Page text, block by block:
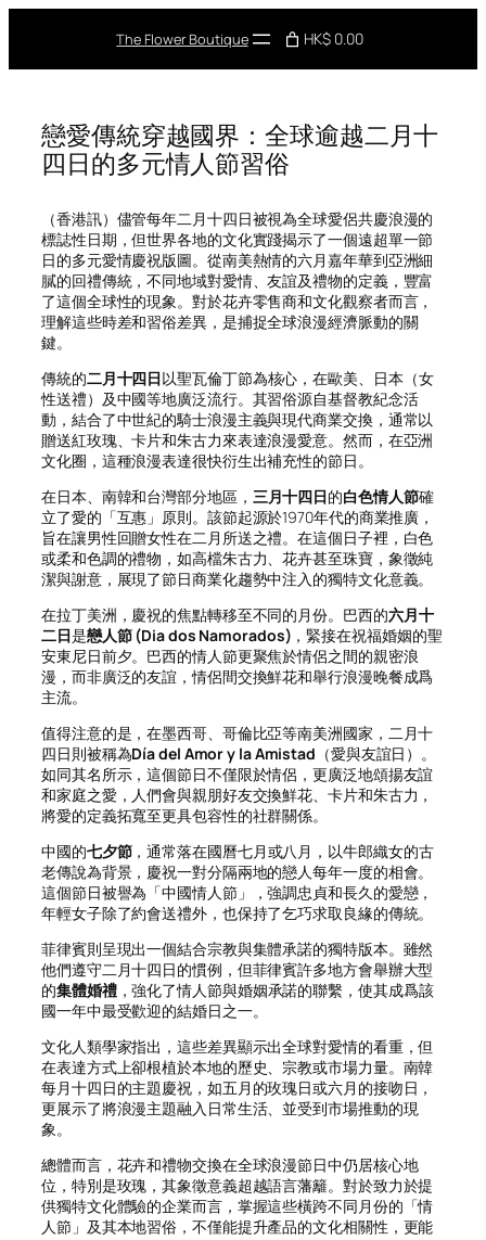
The Flower Boutique HK$ 0.00
戀愛傳統穿越國界：全球逾越二月十
四日的多元情人節習俗
（香港訊）儘管每年二月十四日被視為全球愛侶共慶浪漫的
標誌性日期，但世界各地的文化實踐揭示了一個遠超單一節
日的多元愛情慶祝版圖。從南美熱情的六月嘉年華到亞洲細
膩的回禮傳統，不同地域對愛情、友誼及禮物的定義，豐富
了這個全球性的現象。對於花卉零售商和文化觀察者而言，
理解這些時差和習俗差異，是捕捉全球浪漫經濟脈動的關
鍵。
傳統的二月十四日以聖瓦倫丁節為核心，在歐美、日本（女
性送禮）及中國等地廣泛流行。其習俗源自基督教紀念活
動，結合了中世紀的騎士浪漫主義與現代商業交換，通常以
贈送紅玫瑰、卡片和朱古力來表達浪漫愛意。然而，在亞洲
文化圈，這種浪漫表達很快衍生出補充性的節日。
在日本、南韓和台灣部分地區， 三月十四日的白色情人節確
立了愛的「互惠」原則。該節起源於1970年代的商業推廣，
旨在讓男性回贈女性在二月所送之禮。在這個日子裡，白色
或柔和色調的禮物，如高檔朱古力、花卉甚至珠寶，象徵純
潔與謝意，展現了節日商業化趨勢中注入的獨特文化意義。
在拉丁美洲，慶祝的焦點轉移至不同的月份。巴西的六月十
二日是戀人節 (Dia dos Namorados) ，緊接在祝福婚姻的聖
安東尼日前夕。巴西的情人節更聚焦於情侶之間的親密浪
漫，而非廣泛的友誼，情侶間交換鮮花和舉行浪漫晚餐成爲
主流。
值得注意的是，在墨西哥、哥倫比亞等南美洲國家，二月十
四日則被稱為Día del Amor y la Amistad （愛與友誼日）。
如同其名所示，這個節日不僅限於情侶，更廣泛地頌揚友誼
和家庭之愛，人們會與親朋好友交換鮮花、卡片和朱古力，
將愛的定義拓寬至更具包容性的社群關係。
中國的七夕節，通常落在國曆七月或八月，以牛郎織女的古
老傳說為背景，慶祝一對分隔兩地的戀人每年一度的相會。
這個節日被譽為「中國情人節」，強調忠貞和長久的愛戀，
年輕女子除了約會送禮外，也保持了乞巧求取良緣的傳統。
菲律賓則呈現出一個結合宗教與集體承諾的獨特版本。雖然
他們遵守二月十四日的慣例，但菲律賓許多地方會舉辦大型
的集體婚禮，強化了情人節與婚姻承諾的聯繫，使其成爲該
國一年中最受歡迎的結婚日之一。
文化人類學家指出，這些差異顯示出全球對愛情的看重，但
在表達方式上卻根植於本地的歷史、宗教或市場力量。南韓
每月十四日的主題慶祝，如五月的玫瑰日或六月的接吻日，
更展示了將浪漫主題融入日常生活、並受到市場推動的現
象。
總體而言，花卉和禮物交換在全球浪漫節日中仍居核心地
位，特別是玫瑰，其象徵意義超越語言藩籬。對於致力於提
供獨特文化體驗的企業而言，掌握這些橫跨不同月份的「情
人節」及其本地習俗，不僅能提升產品的文化相關性，更能